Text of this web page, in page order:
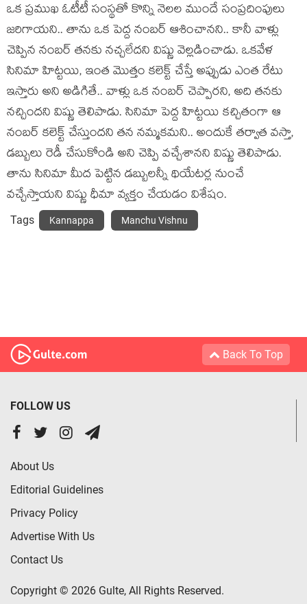
ఒక ప్రముఖ ఓటీటీ సంస్థతో కొన్ని నెలల ముందే సంప్రదింపులు
జరిగాయని.. తాను ఒక పెద్ద నంబర్ ఆశించానని.. కానీ వాళ్లు
చెప్పిన నంబర్ తనకు నచ్చలేదని విష్ణు వెల్లడించాడు. ఒకవేళ
సినిమా హిట్టయి, ఇంత మొత్తం కలెక్ట్ చేస్తే అప్పుడు ఎంత రేటు
ఇస్తారు అని అడిగితే.. వాళ్లు ఒక నంబర్ చెప్పారని, అది తనకు
నచ్చిందని విష్ణు తెలిపాడు. సినిమా పెద్ద హిట్టయి కచ్చితంగా ఆ
నంబర్ కలెక్ట్ చేస్తుందని తన నమ్మకమని.. అందుకే తర్వాత వస్తా,
డబ్బులు రెడీ చేసుకోండి అని చెప్పి వచ్చేశానని విష్ణు తెలిపాడు.
తాను సినిమా మీద పెట్టిన డబ్బులన్నీ థియేటర్ల నుంచే
వచ్చేస్తాయని విష్ణు ధీమా వ్యక్తం చేయడం విశేషం.
Tags Kannappa Manchu Vishnu
Back To Top
FOLLOW US
About Us
Editorial Guidelines
Privacy Policy
Advertise With Us
Contact Us
Copyright © 2026 Gulte, All Rights Reserved.